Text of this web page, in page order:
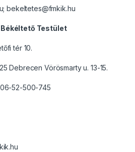
bekeltetes@fmkik.hu
Testület
tér 10.
Debrecen Vörösmarty u. 13-15.
52-500-745